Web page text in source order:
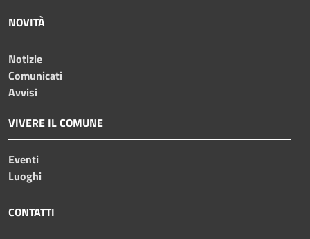
NOVITÀ
Notizie
Comunicati
Avvisi
VIVERE IL COMUNE
Eventi
Luoghi
CONTATTI